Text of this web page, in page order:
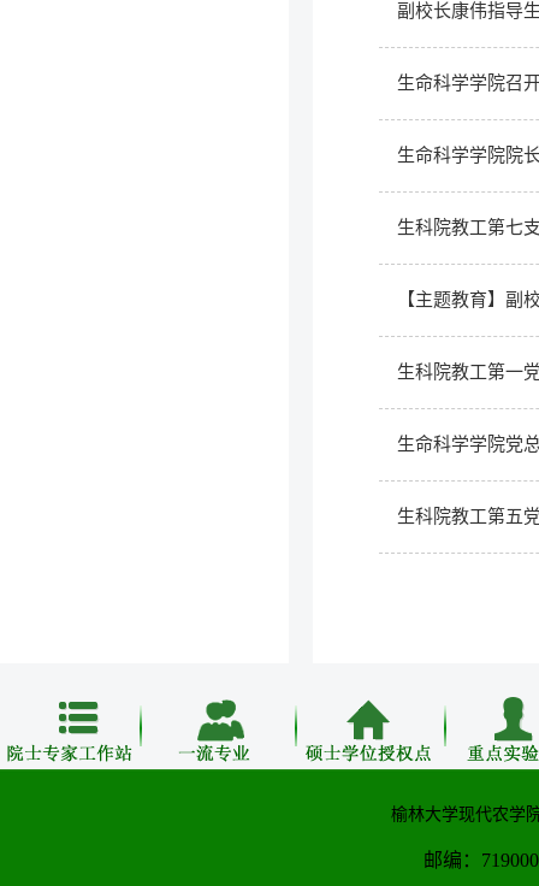
副校长康伟指导
生命科学学院召
生命科学学院院
生科院教工第七
【主题教育】副
生科院教工第一
生命科学学院党
生科院教工第五
榆林大学现代农学
邮编：